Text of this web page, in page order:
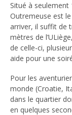
Situé à
Outremeuse est
arriver, il suffit de
mètres de
de celle-ci,
aide pour une
Pour les
monde (Croatie,
dans le quartier
en quelques